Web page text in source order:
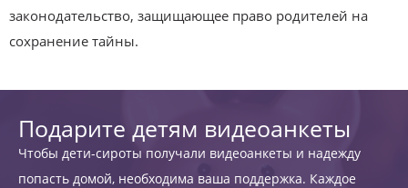
законодательство, защищающее право родителей на
сохранение тайны.
Подарите детям видеоанкеты
Чтобы дети-сироты получали видеоанкеты и надежду
попасть домой, необходима ваша поддержка. Каждое